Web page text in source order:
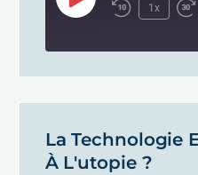
1x
RSS FEED
EMBED
La Technologie
À L'utopie ?